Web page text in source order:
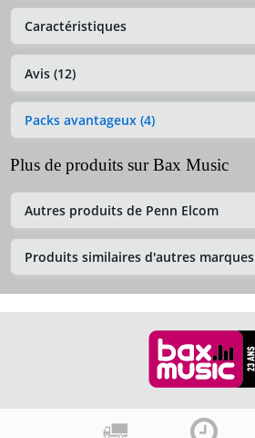
Caractéristiques
Avis (12)
Packs avantageux (4)
Plus de produits sur Bax Music
Autres produits de Penn Elcom
Produits similaires d'autres marques